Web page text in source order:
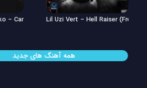
Lil Durk Ft Jhené Aiko – Can’t
See
همه آهنگ های جدید